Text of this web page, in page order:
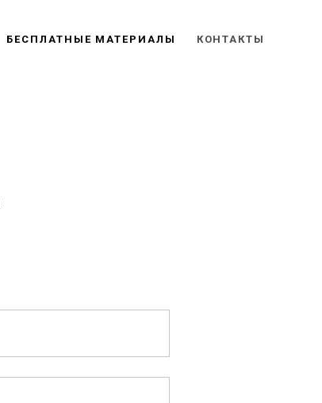
БЕСПЛАТНЫЕ МАТЕРИАЛЫ КОНТАКТЫ